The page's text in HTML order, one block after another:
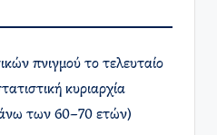
πνιγμού το τελευταίο
κυριαρχία
των 60–70 ετών)